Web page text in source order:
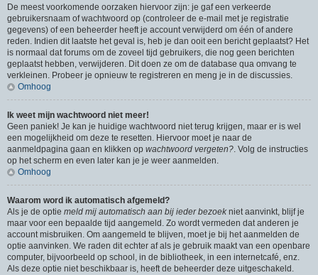
De meest voorkomende oorzaken hiervoor zijn: je gaf een verkeerde
gebruikersnaam of wachtwoord op (controleer de e-mail met je registratie
gegevens) of een beheerder heeft je account verwijderd om één of andere
reden. Indien dit laatste het geval is, heb je dan ooit een bericht geplaatst? Het
is normaal dat forums om de zoveel tijd gebruikers, die nog geen berichten
geplaatst hebben, verwijderen. Dit doen ze om de database qua omvang te
verkleinen. Probeer je opnieuw te registreren en meng je in de discussies.
Omhoog
Ik weet mijn wachtwoord niet meer!
Geen paniek! Je kan je huidige wachtwoord niet terug krijgen, maar er is wel
een mogelijkheid om deze te resetten. Hiervoor moet je naar de
aanmeldpagina gaan en klikken op wachtwoord vergeten?. Volg de instructies
op het scherm en even later kan je je weer aanmelden.
Omhoog
Waarom word ik automatisch afgemeld?
Als je de optie meld mij automatisch aan bij ieder bezoek niet aanvinkt, blijf je
maar voor een bepaalde tijd aangemeld. Zo wordt vermeden dat anderen je
account misbruiken. Om aangemeld te blijven, moet je bij het aanmelden de
optie aanvinken. We raden dit echter af als je gebruik maakt van een openbare
computer, bijvoorbeeld op school, in de bibliotheek, in een internetcafé, enz.
Als deze optie niet beschikbaar is, heeft de beheerder deze uitgeschakeld.